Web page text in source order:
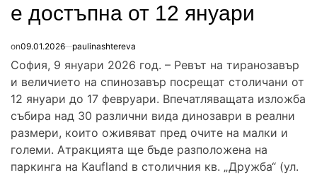
е достъпна от 12 януари
on09.01.2026 paulinashtereva
София, 9 януари 2026 год. – Ревът на тиранозавър
и величието на спинозавър посрещат столичани от
12 януари до 17 февруари. Впечатляващата изложба
събира над 30 различни вида динозаври в реални
размери, които оживяват пред очите на малки и
големи. Атракцията ще бъде разположена на
паркинга на Kaufland в столичния кв. „Дружба“ (ул.